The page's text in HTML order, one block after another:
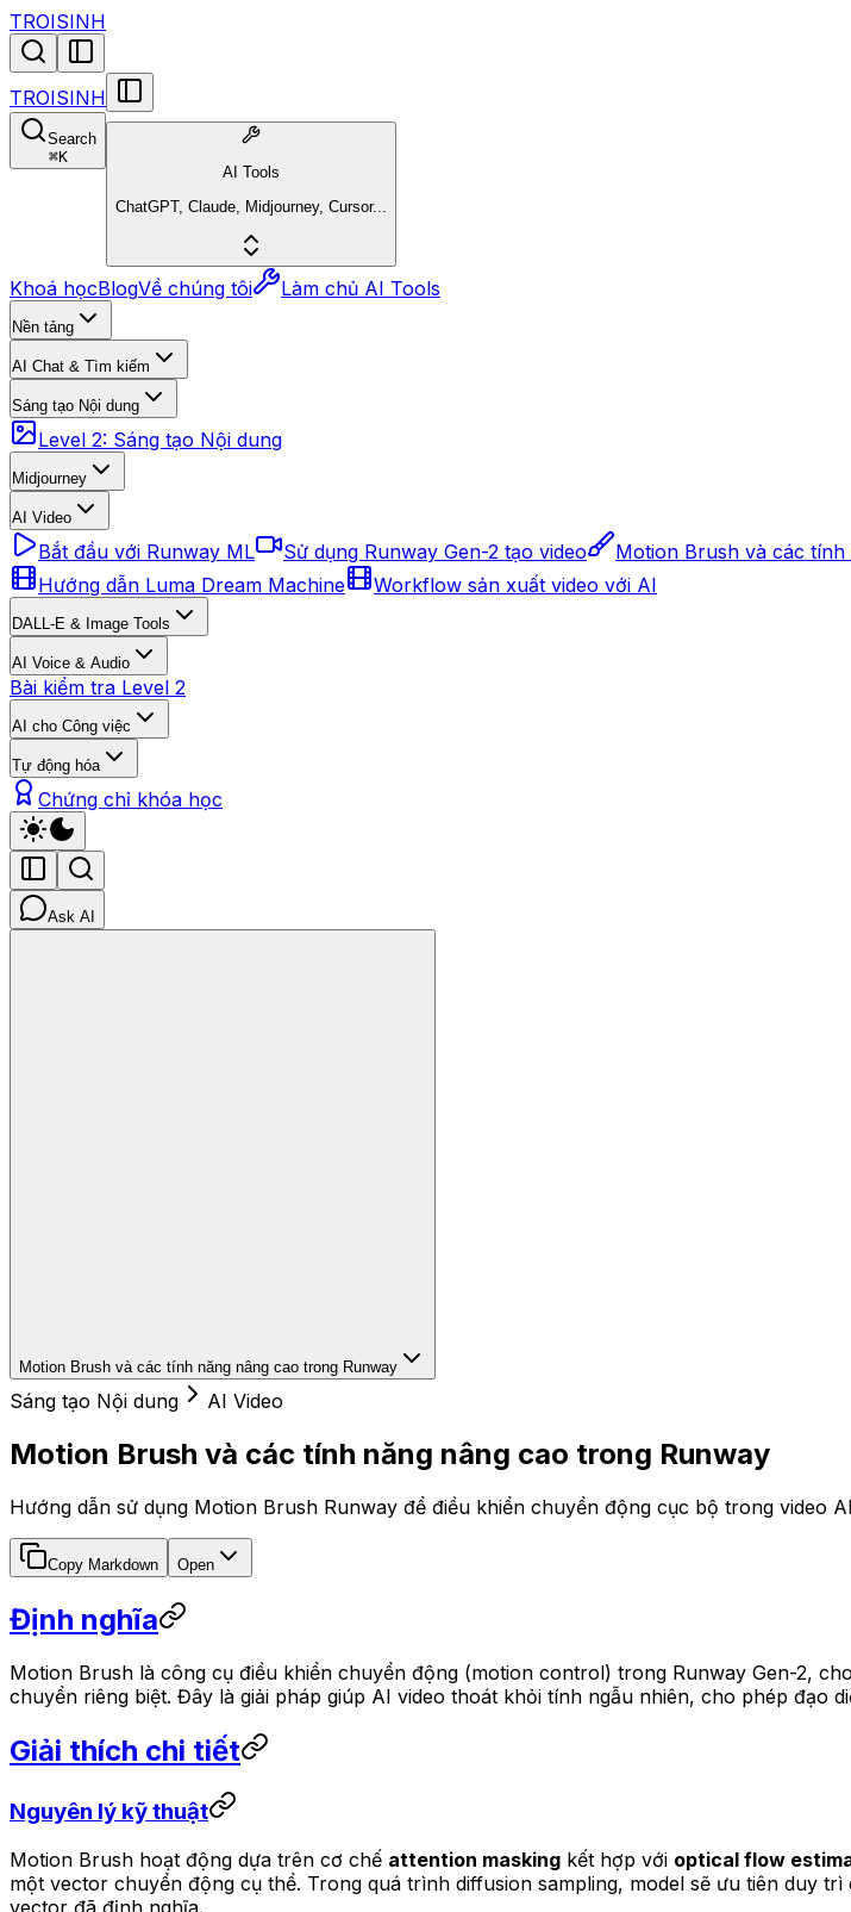
TROISINH
TROISINH
Search
⌘K
AI Tools
ChatGPT, Claude, Midjourney, Cursor...
Khoá họcBlogVề chúng tôi Làm chủ AI Tools
Nền tảng
AI Chat & Tìm kiếm
Sáng tạo Nội dung
Level 2: Sáng tạo Nội dung
Midjourney
AI Video
Bắt đầu với Runway ML Sử dụng Runway Gen-2 tạo video Motion Brush và các
Hướng dẫn Luma Dream Machine
Workflow sản xuất video với AI
DALL-E & Image Tools
AI Voice & Audio
Bài kiểm tra Level 2
AI cho Công việc
Tự động hóa
Chứng chỉ khóa học
Ask AI
Motion Brush và các tính năng nâng cao trong Runway
Sáng tạo Nội dung AI Video
Motion Brush và các tính năng nâng cao trong Runway
Hướng dẫn sử dụng Motion Brush Runway để điều khiển chuyển động cục bộ trong video
Copy Markdown Open
Định nghĩa
Motion Brush là công cụ điều khiển chuyển động (motion control) trong Runway Gen-2,
chuyển riêng biệt. Đây là giải pháp giúp AI video thoát khỏi tính ngẫu nhiên, cho phép
Giải thích chi tiết
Nguyên lý kỹ thuật
Motion Brush hoạt động dựa trên cơ chế attention masking kết hợp với optical flow
một vector chuyển động cụ thể. Trong quá trình diffusion sampling, model sẽ ưu tiên duy